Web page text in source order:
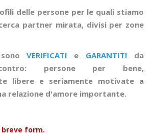
delle persone per le quali stiamo
partner mirata, divisi per zone
VERIFICATI e GARANTITI da
persone per bene,
libere e seriamente motivate a
relazione d'amore importante.
form.